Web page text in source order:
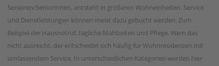
Senioren/Seniorinnen, entsteht in größeren Wohneinheiten. Service
und Dienstleistungen können meist dazu gebucht werden. Zum
Beispiel der Hausnotruf, tägliche Mahlzeiten und Pflege. Wem das
nicht ausreicht, der entscheidet sich häufig für Wohnresidenzen mit
umfassendem Service. In unterschiedlichen Kategorien werden hier